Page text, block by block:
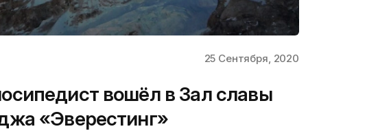
25 Сентября, 2020
вошёл в Зал славы
«Эверестинг»